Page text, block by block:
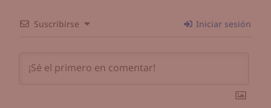
Suscribirse Iniciar sesión